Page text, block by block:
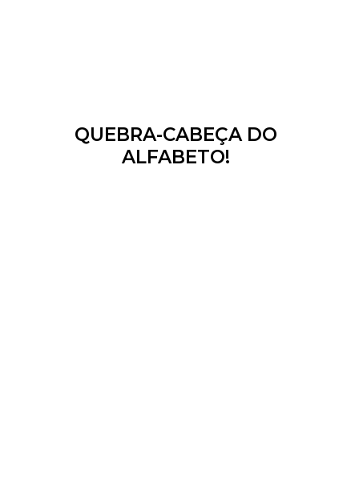
QUEBRA-CABEÇA DO
ALFABETO!